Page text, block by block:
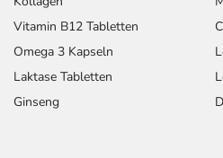
Vitamin B12 Tabletten
Omega 3 Kapseln
Laktase Tabletten
Ginseng